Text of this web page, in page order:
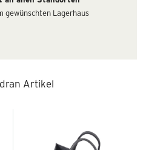
gewünschten Lagerhaus
Artikel